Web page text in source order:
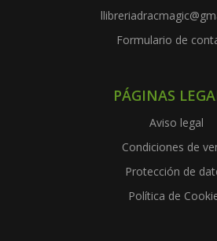
Formulario de
PÁGINAS
Aviso legal
Condiciones de
Protección de
Política de